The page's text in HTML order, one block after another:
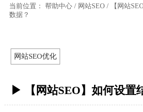
当前位置： 帮助中心/ 网站SEO/
【网站
数据？
网站SEO优化
▶ 【网站SEO】如何设置